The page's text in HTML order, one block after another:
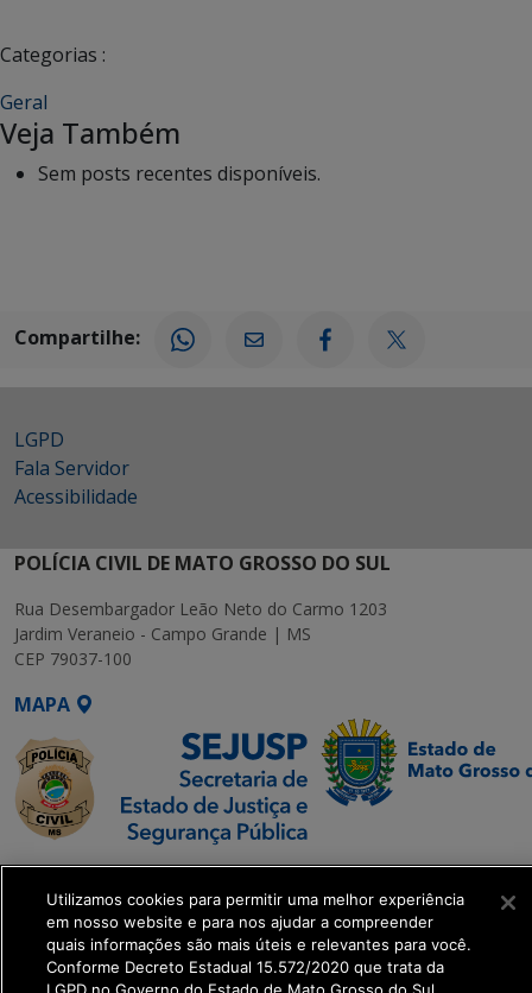
Categorias :
Geral
Veja Também
Sem posts recentes disponíveis.
Compartilhe:
LGPD
Fala Servidor
Acessibilidade
POLÍCIA CIVIL DE MATO GROSSO DO SUL
Rua Desembargador Leão Neto do Carmo 1203
Jardim Veraneio - Campo Grande | MS
CEP 79037-100
MAPA
SETDIG | Secretaria-
Executiva de
Transformação Digital
Utilizamos cookies para permitir uma melhor experiência
em nosso website e para nos ajudar a compreender
quais informações são mais úteis e relevantes para você.
Conforme Decreto Estadual 15.572/2020 que trata da